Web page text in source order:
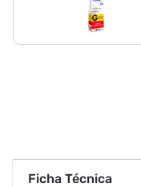
Ficha Técnica